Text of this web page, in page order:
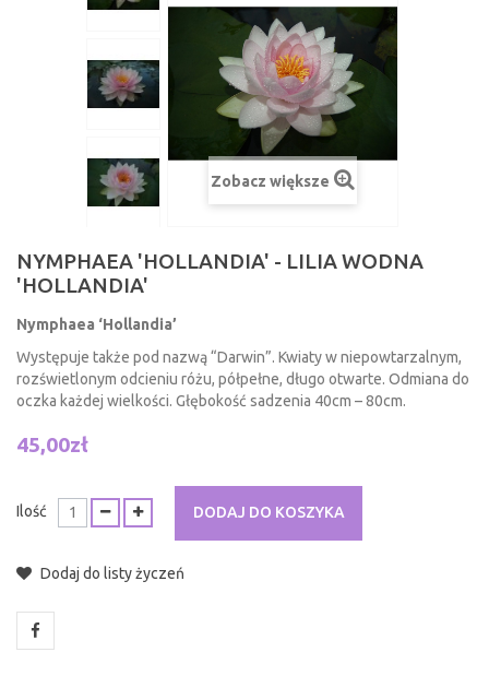
Zobacz większe
NYMPHAEA 'HOLLANDIA' - LILIA WODNA
'HOLLANDIA'
Nymphaea ‘Hollandia’
Występuje także pod nazwą “Darwin”. Kwiaty w niepowtarzalnym,
rozświetlonym odcieniu różu, półpełne, długo otwarte. Odmiana do
oczka każdej wielkości. Głębokość sadzenia 40cm – 80cm.
45,00zł
Ilość DODAJ DO KOSZYKA
Dodaj do listy życzeń